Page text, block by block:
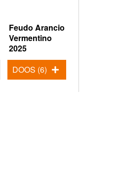
Feudo Arancio
Vermentino
2025
DOOS (6)